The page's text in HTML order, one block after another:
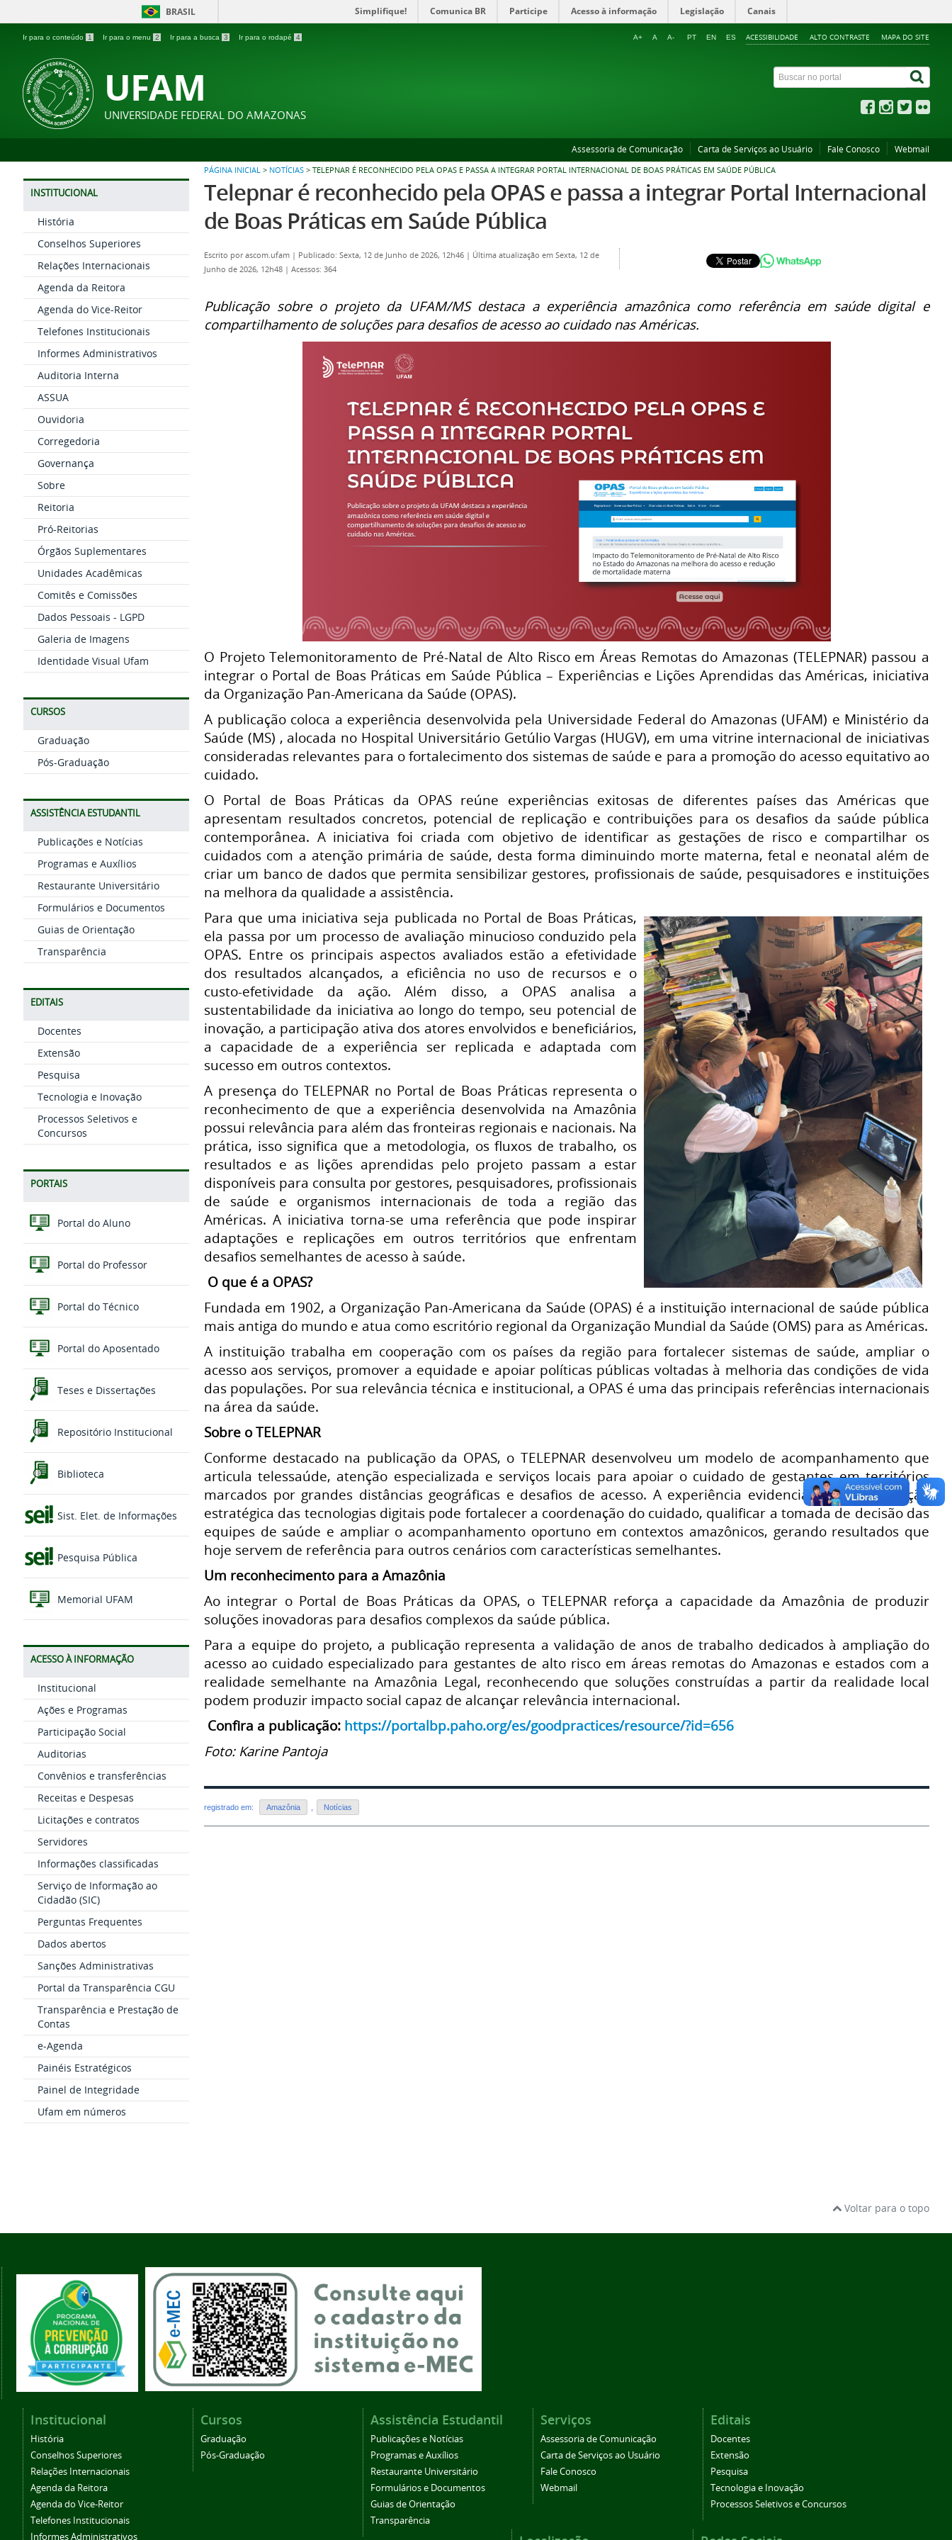
BRASIL Simplifique! Comunica BR Participe Acesso à informação Legislação Canais
Ir para o conteúdo 1 Ir para o menu 2 Ir para a busca 3 Ir para o rodapé 4 ACESSIBILIDADE ALTO CONTRASTE MAPA DO SITE
A+ A A- PT EN ES
UFAM
UNIVERSIDADE FEDERAL DO AMAZONAS
Assessoria de Comunicação Carta de Serviços ao Usuário Fale Conosco Webmail
PÁGINA INICIAL > NOTÍCIAS > TELEPNAR É RECONHECIDO PELA OPAS E PASSA A INTEGRAR PORTAL INTERNACIONAL DE BOAS PRÁTICAS EM SAÚDE PÚBLICA
INSTITUCIONAL
História
Conselhos Superiores
Relações Internacionais
Agenda da Reitora
Agenda do Vice-Reitor
Telefones Institucionais
Informes Administrativos
Auditoria Interna
ASSUA
Ouvidoria
Corregedoria
Governança
Sobre
Reitoria
Pró-Reitorias
Órgãos Suplementares
Unidades Acadêmicas
Comitês e Comissões
Dados Pessoais - LGPD
Galeria de Imagens
Identidade Visual Ufam
CURSOS
Graduação
Pós-Graduação
ASSISTÊNCIA ESTUDANTIL
Publicações e Notícias
Programas e Auxílios
Restaurante Universitário
Formulários e Documentos
Guias de Orientação
Transparência
EDITAIS
Docentes
Extensão
Pesquisa
Tecnologia e Inovação
Processos Seletivos e
Concursos
PORTAIS
Portal do Aluno
Portal do Professor
Portal do Técnico
Portal do Aposentado
Teses e Dissertações
Repositório Institucional
Biblioteca
Sist. Elet. de Informações
Pesquisa Pública
Memorial UFAM
ACESSO À INFORMAÇÃO
Institucional
Ações e Programas
Participação Social
Auditorias
Convênios e transferências
Receitas e Despesas
Licitações e contratos
Servidores
Informações classificadas
Serviço de Informação ao
Cidadão (SIC)
Perguntas Frequentes
Dados abertos
Sanções Administrativas
Portal da Transparência CGU
Transparência e Prestação de
Contas
e-Agenda
Painéis Estratégicos
Painel de Integridade
Ufam em números
Telepnar é reconhecido pela OPAS e passa a integrar Portal Internacional
de Boas Práticas em Saúde Pública
Escrito porascom.ufam | Publicado: Sexta, 12 de Junho de 2026, 12h46 | Última atualização em Sexta, 12 de
Junho de 2026, 12h48 | Acessos: 364
Publicação sobre o projeto da UFAM/MS destaca a experiência amazônica como referência em saúde digital e
compartilhamento de soluções para desafios de acesso ao cuidado nas Américas.
O Projeto Telemonitoramento de Pré-Natal de Alto Risco em Áreas Remotas do Amazonas (TELEPNAR) passou a
integrar o Portal de Boas Práticas em Saúde Pública – Experiências e Lições Aprendidas das Américas, iniciativa
da Organização Pan-Americana da Saúde (OPAS).
A publicação coloca a experiência desenvolvida pela Universidade Federal do Amazonas (UFAM) e Ministério da
Saúde (MS) , alocada no Hospital Universitário Getúlio Vargas (HUGV), em uma vitrine internacional de iniciativas
consideradas relevantes para o fortalecimento dos sistemas de saúde e para a promoção do acesso equitativo ao
cuidado.
O Portal de Boas Práticas da OPAS reúne experiências exitosas de diferentes países das Américas que
apresentam resultados concretos, potencial de replicação e contribuições para os desafios da saúde pública
contemporânea. A iniciativa foi criada com objetivo de identificar as gestações de risco e compartilhar os
cuidados com a atenção primária de saúde, desta forma diminuindo morte materna, fetal e neonatal além de
criar um banco de dados que permita sensibilizar gestores, profissionais de saúde, pesquisadores e instituições
na melhora da qualidade a assistência.
Para que uma iniciativa seja publicada no Portal de Boas Práticas,
ela passa por um processo de avaliação minucioso conduzido pela
OPAS. Entre os principais aspectos avaliados estão a efetividade
dos resultados alcançados, a eficiência no uso de recursos e o
custo-efetividade da ação. Além disso, a OPAS analisa a
sustentabilidade da iniciativa ao longo do tempo, seu potencial de
inovação, a participação ativa dos atores envolvidos e beneficiários,
a capacidade de a experiência ser replicada e adaptada com
sucesso em outros contextos.
A presença do TELEPNAR no Portal de Boas Práticas representa o
reconhecimento de que a experiência desenvolvida na Amazônia
possui relevância para além das fronteiras regionais e nacionais. Na
prática, isso significa que a metodologia, os fluxos de trabalho, os
resultados e as lições aprendidas pelo projeto passam a estar
disponíveis para consulta por gestores, pesquisadores, profissionais
de saúde e organismos internacionais de toda a região das
Américas. A iniciativa torna-se uma referência que pode inspirar
adaptações e replicações em outros territórios que enfrentam
desafios semelhantes de acesso à saúde.
O que é a OPAS?
Fundada em 1902, a Organização Pan-Americana da Saúde (OPAS) é a instituição internacional de saúde pública
mais antiga do mundo e atua como escritório regional da Organização Mundial da Saúde (OMS) para as Américas.
A instituição trabalha em cooperação com os países da região para fortalecer sistemas de saúde, ampliar o
acesso aos serviços, promover a equidade e apoiar políticas públicas voltadas à melhoria das condições de vida
das populações. Por sua relevância técnica e institucional, a OPAS é uma das principais referências internacionais
na área da saúde.
Sobre o TELEPNAR
Conforme destacado na publicação da OPAS, o TELEPNAR desenvolveu um modelo de acompanhamento que
articula telessaúde, atenção especializada e serviços locais para apoiar o cuidado de gestantes em territórios
marcados por grandes distâncias geográficas e desafios de acesso. A experiência evidencia como a utilização
estratégica das tecnologias digitais pode fortalecer a coordenação do cuidado, qualificar a tomada de decisão das
equipes de saúde e ampliar o acompanhamento oportuno em contextos amazônicos, gerando resultados que
hoje servem de referência para outros cenários com características semelhantes.
Um reconhecimento para a Amazônia
Ao integrar o Portal de Boas Práticas da OPAS, o TELEPNAR reforça a capacidade da Amazônia de produzir
soluções inovadoras para desafios complexos da saúde pública.
Para a equipe do projeto, a publicação representa a validação de anos de trabalho dedicados à ampliação do
acesso ao cuidado especializado para gestantes de alto risco em áreas remotas do Amazonas e estados com a
realidade semelhante na Amazônia Legal, reconhecendo que soluções construídas a partir da realidade local
podem produzir impacto social capaz de alcançar relevância internacional.
Confira a publicação: https://portalbp.paho.org/es/goodpractices/resource/?id=656
Foto: Karine Pantoja
registrado em: Amazônia Notícias
Voltar para o topo
Institucional
História
Conselhos Superiores
Relações Internacionais
Agenda da Reitora
Agenda do Vice-Reitor
Telefones Institucionais
Informes Administrativos
Cursos
Graduação
Pós-Graduação
Assistência Estudantil
Publicações e Notícias
Programas e Auxílios
Restaurante Universitário
Formulários e Documentos
Guias de Orientação
Transparência
Serviços
Assessoria de Comunicação
Carta de Serviços ao Usuário
Fale Conosco
Webmail
Editais
Docentes
Extensão
Pesquisa
Tecnologia e Inovação
Processos Seletivos e Concursos